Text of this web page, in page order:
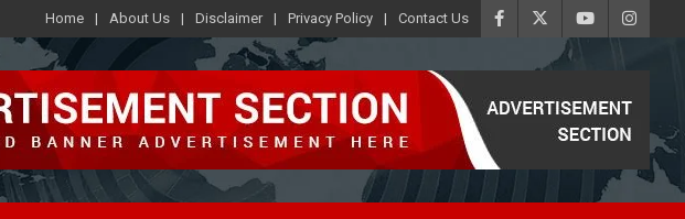
Home About Us Disclaimer Privacy Policy Contact Us